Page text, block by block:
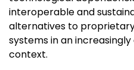
interoperable and
alternatives to
systems in an
context.